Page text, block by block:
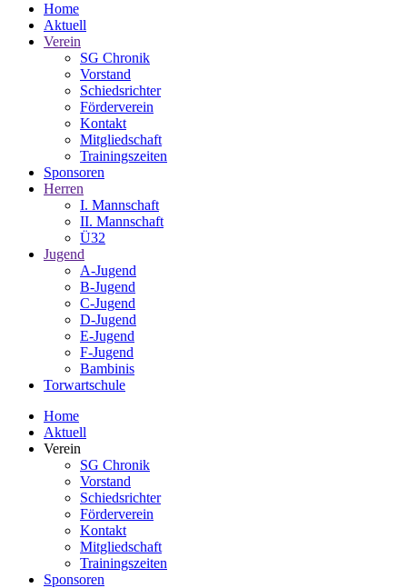
Home
Aktuell
Verein
SG Chronik
Vorstand
Schiedsrichter
Förderverein
Kontakt
Mitgliedschaft
Trainingszeiten
Sponsoren
Herren
I. Mannschaft
II. Mannschaft
Ü32
Jugend
A-Jugend
B-Jugend
C-Jugend
D-Jugend
E-Jugend
F-Jugend
Bambinis
Torwartschule
Home
Aktuell
Verein
SG Chronik
Vorstand
Schiedsrichter
Förderverein
Kontakt
Mitgliedschaft
Trainingszeiten
Sponsoren